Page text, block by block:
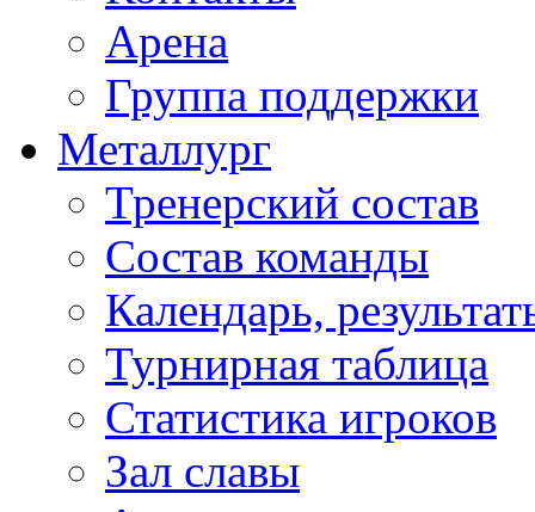
Арена
Группа поддержки
Металлург
Тренерский состав
Состав команды
Календарь,
Турнирная таблица
Статистика игроков
Зал славы